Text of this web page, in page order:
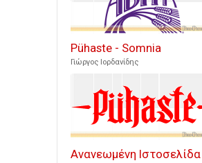
Pühaste - Somnia
Γιώργος Ιορδανίδης
Ανανεωμένη